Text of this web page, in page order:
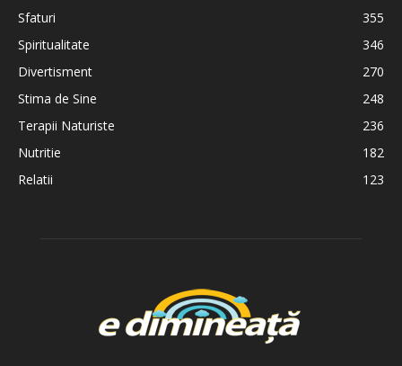
Sfaturi
355
Spiritualitate
346
Divertisment
270
Stima de Sine
248
Terapii Naturiste
236
Nutritie
182
Relatii
123